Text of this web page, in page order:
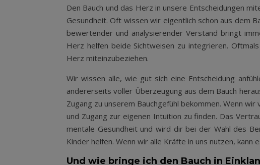
Den Bauch und das Herz in unsere Entscheidungen
Gesundheit. Oft wissen wir eigentlich schon aus dem
bewertender und analysierender Verstand bringt
Herz helfen beide Sichtweisen zu integrieren.
Herz miteinzubeziehen.
Wir wissen alle, wie gut sich eine Entscheidung
andererseits voller Überzeugung aus dem Bauch
Zugang zu unserem Bauchgefühl bekommen. Wenn
und Zugang zur eigenen Intuition zu finden. Das
mentale Gesundheit und wird dir bei der Wahl des
Kinder helfen. Wenn wir alle Kräfte in uns nutzen, kann
Und wie bringe ich den Bauch in